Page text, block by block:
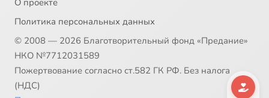
Политика персональных данных
© 2008 — 2026 Благотворительный фонд «Предание»
НКО №7712031589
Пожертвование согласно ст.582 ГК РФ. Без налога
(НДС)